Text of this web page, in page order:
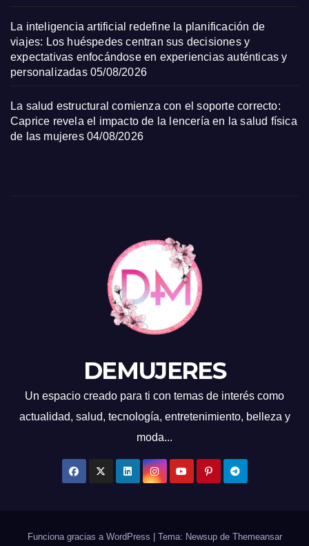
La inteligencia artificial redefine la planificación de
viajes: Los huéspedes centran sus decisiones y
expectativas enfocándose en experiencias auténticas y
personalizadas 05/08/2026
La salud estructural comienza con el soporte correcto:
Caprice revela el impacto de la lencería en la salud física
de las mujeres 04/08/2026
DEMUJERES
Un espacio creado para ti con temas de interés como
actualidad, salud, tecnología, entretenimiento, belleza y
moda...
Funciona gracias a WordPress Tema: Newsup de Themeansar